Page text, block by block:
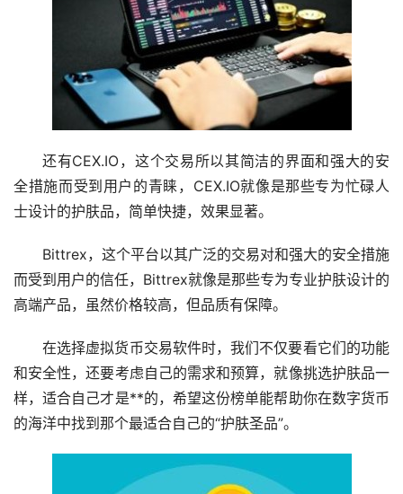
还有CEX.IO，这个交易所以其简洁的界面和强大的安
全措施而受到用户的青睐，CEX.IO就像是那些专为忙碌人
士设计的护肤品，简单快捷，效果显著。
Bittrex，这个平台以其广泛的交易对和强大的安全措施
而受到用户的信任，Bittrex就像是那些专为专业护肤设计的
高端产品，虽然价格较高，但品质有保障。
在选择虚拟货币交易软件时，我们不仅要看它们的功能
和安全性，还要考虑自己的需求和预算，就像挑选护肤品一
样，适合自己才是**的，希望这份榜单能帮助你在数字货币
的海洋中找到那个最适合自己的“护肤圣品”。